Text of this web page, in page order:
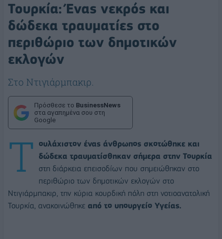
Τουρκία: Ένας νεκρός και
δώδεκα τραυματίες στο
περιθώριο των δημοτικών
εκλογών
Στο Ντιγιάρμπακιρ.
Πρόσθεσε το BusinessNews
στα αγαπημένα σου στη
Google
Τ
ουλάχιστον ένας άνθρωπος σκοτώθηκε και
δώδεκα τραυματίσθηκαν σήμερα στην Τουρκία
στη διάρκεια επεισοδίων που σημειώθηκαν στο
περιθώριο των δημοτικών εκλογών στο
Ντιγιάρμπακιρ, την κύρια κουρδική πόλη στη νοτιοανατολική
Τουρκία, ανακοινώθηκε από το υπουργείο Υγείας.